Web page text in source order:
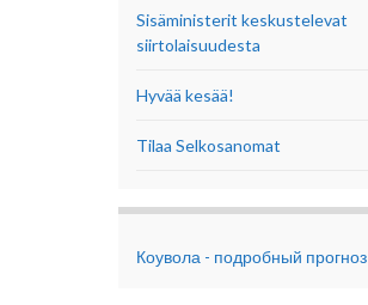
Sisäministerit keskustelevat
siirtolaisuudesta
Hyvää kesää!
Tilaa Selkosanomat
Коувола - подробный прогноз